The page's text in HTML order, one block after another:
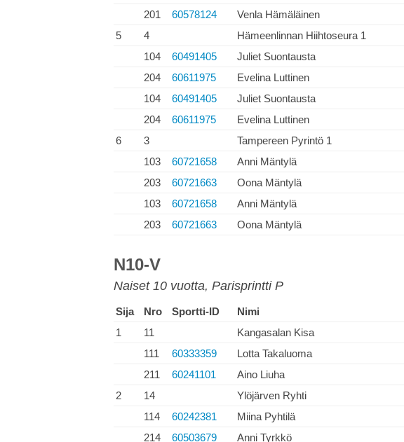
201
60578124 Venla Hämäläinen
5
4 Hämeenlinnan Hiihtoseura 1
104
60491405 Juliet Suontausta
204
60611975 Evelina Luttinen
104
60491405 Juliet Suontausta
204
60611975 Evelina Luttinen
6
3 Tampereen Pyrintö 1
103
60721658 Anni Mäntylä
203
60721663 Oona Mäntylä
103
60721658 Anni Mäntylä
203
60721663 Oona Mäntylä
N10-V
Naiset 10 vuotta, Parisprintti P
Sija Nro Sportti-ID Nimi
1
11 Kangasalan Kisa
111
60333359 Lotta Takaluoma
211
60241101 Aino Liuha
2
14 Ylöjärven Ryhti
114
60242381 Miina Pyhtilä
214
60503679 Anni Tyrkkö